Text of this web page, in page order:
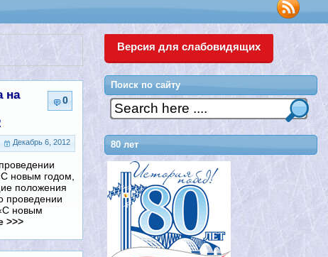
0
на
Декабрь 6, 2012
новым годом,
положения
проведении
новым
>>>
Версия для слабовидящих
Поиск по сайту
80 лет